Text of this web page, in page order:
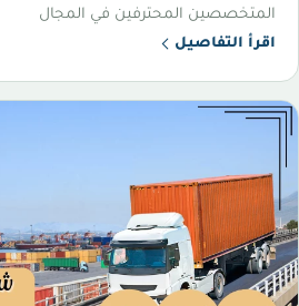
المتخصصين المحترفين في المجال
اقرأ التفاصيل